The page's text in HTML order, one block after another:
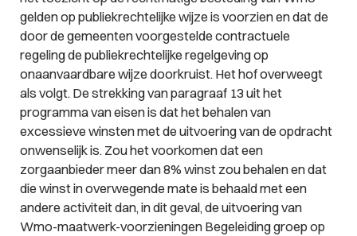
gelden op publiekrechtelijke wijze is voorzien en dat de
door de gemeenten voorgestelde contractuele
regeling de publiekrechtelijke regelgeving op
onaanvaardbare wijze doorkruist. Het hof overweegt
als volgt. De strekking van paragraaf 13 uit het
programma van eisen is dat het behalen van
excessieve winsten met de uitvoering van de opdracht
onwenselijk is. Zou het voorkomen dat een
zorgaanbieder meer dan 8% winst zou behalen en dat
die winst in overwegende mate is behaald met een
andere activiteit dan, in dit geval, de uitvoering van
Wmo-maatwerk-voorzieningen Begeleiding groep op